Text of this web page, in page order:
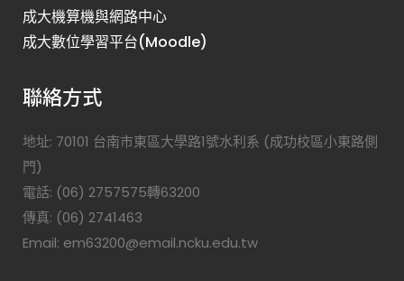
成大機算機與網路中心
成大數位學習平台(Moodle)
聯絡方式
地址: 70101 台南市東區大學路1號水利系 (成功校區小東路側
門)
電話: (06) 2757575轉63200
傳真: (06) 2741463
Email: em63200@email.ncku.edu.tw